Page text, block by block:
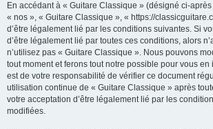
En accédant à « Guitare Classique » (désigné ci-
« nos », « Guitare Classique », « https://
d’être légalement lié par les conditions suivantes. Si
d’être légalement lié par toutes ces conditions, alors
n’utilisez pas « Guitare Classique ». Nous pouvons
tout moment et ferons tout notre possible pour vous en
est de votre responsabilité de vérifier ce document
utilisation continue de « Guitare Classique » après
votre acceptation d’être légalement lié par les
modifiées.